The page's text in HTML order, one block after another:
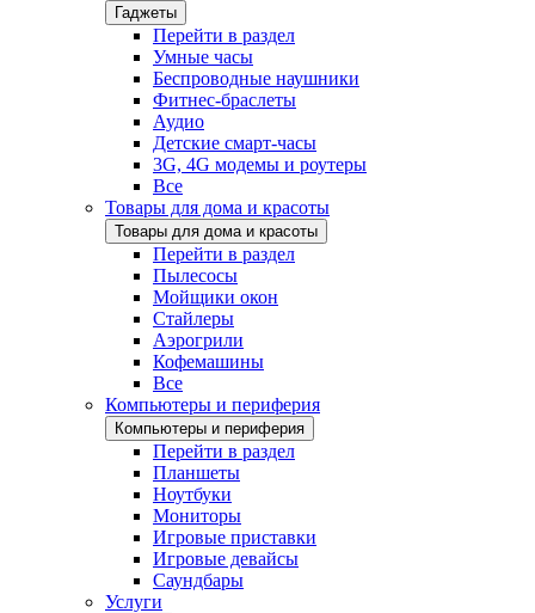
Гаджеты
Перейти в раздел
Умные часы
Беспроводные наушники
Фитнес-браслеты
Аудио
Детские смарт-часы
3G, 4G модемы и роутеры
Все
Товары для дома и красоты
Товары для дома и красоты
Перейти в раздел
Пылесосы
Мойщики окон
Стайлеры
Аэрогрили
Кофемашины
Все
Компьютеры и периферия
Компьютеры и периферия
Перейти в раздел
Планшеты
Ноутбуки
Мониторы
Игровые приставки
Игровые девайсы
Саундбары
Услуги